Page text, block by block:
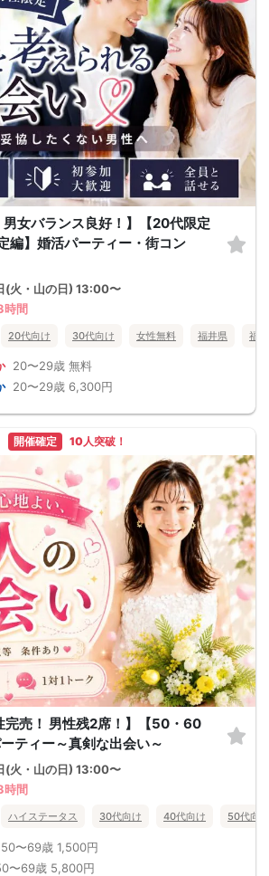
男女バランス良好！】【20代限定
編】婚活パーティー・街コン
(火・山の日) 13:00〜
時間
20代向け 30代向け 女性無料 福井県 福
20〜29歳 無料
20〜29歳 6,300円
開催確定 10人突破！
完売！ 男性残2席！】【50・60
ティー～真剣な出会い～
(火・山の日) 13:00〜
時間
ハイステータス 30代向け 40代向け 50代向け
50〜69歳 1,500円
〜69歳 5,800円